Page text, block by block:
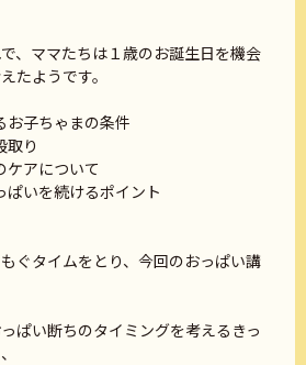
、ママたちは１歳のお誕生日を機会
たようです。
お子ちゃまの条件
取り
ケアについて
ぱいを続けるポイント
ぐタイムをとり、今回のおっぱい講
ぱい断ちのタイミングを考えるきっ